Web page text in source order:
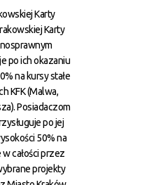
Karty
Karty
po ich okazaniu
na kursy stałe
KFK (Malwa,
Posiadaczom
po jej
50% na
całości przez
projekty